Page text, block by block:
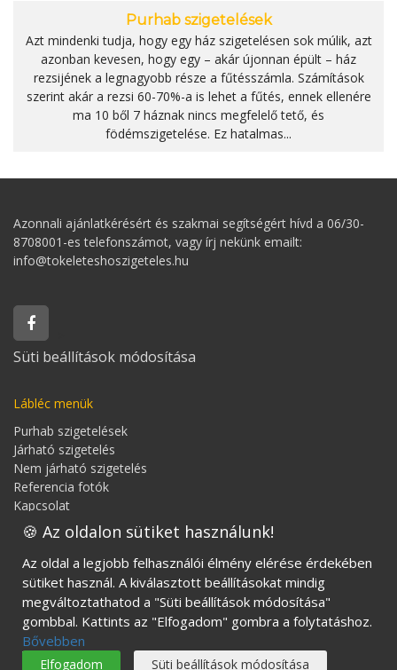
🍪 Az oldalon sütiket használunk!
Az oldal a legjobb felhasználói élmény elérése érdekében
sütiket használ. A kiválasztott beállításokat mindig
megváltoztathatod a "Süti beállítások módosítása"
gombbal. Kattints az "Elfogadom" gombra a folytatáshoz.
Bővebben
Elfogadom Süti beállítások módosítása
Purhab szigetelések
Azt mindenki tudja, hogy egy ház szigetelésen sok múlik, azt
azonban kevesen, hogy egy – akár újonnan épült – ház
rezsijének a legnagyobb része a fűtésszámla. Számítások
szerint akár a rezsi 60-70%-a is lehet a fűtés, ennek ellenére
ma 10 ből 7 háznak nincs megfelelő tető, és
födémszigetelése. Ez hatalmas...
Azonnali ajánlatkérésért és szakmai segítségért hívd a 06/30-
8708001-es telefonszámot, vagy írj nekünk emailt:
info@tokeleteshoszigeteles.hu
Süti beállítások módosítása
Lábléc menük
Purhab szigetelések
Járható szigetelés
Nem járható szigetelés
Referencia fotók
Kapcsolat
Szigetelés blog
Kövess minket Facebookon is!